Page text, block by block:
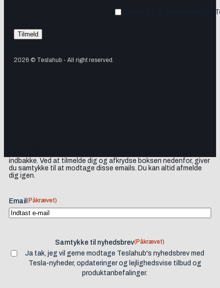
Ja tak, jeg vil gerne modtage
2026 © Teslahub - All right reserved.
indbakke. Ved at tilmelde dig og afkrydse boksen nedenfor, giver
du samtykke til at modtage disse emails. Du kan altid afmelde
dig igen.
Email (Påkrævet)
Samtykke til nyhedsbrev(Påkrævet)
Ja tak, jeg vil gerne modtage Teslahub's nyhedsbrev med
Tesla-nyheder, opdateringer og lejlighedsvise tilbud og
produktanbefalinger.